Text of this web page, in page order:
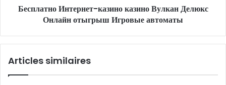
Бесплатно Интернет-казино казино Вулкан Делюкс
Онлайн отыгрыш Игровые автоматы
Articles similaires